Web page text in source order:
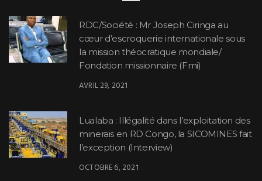
RDC/Société : Mr Joseph Ciringa au
cœur d’escroquerie internationale sous
la mission théocratique mondiale/
Fondation missionnaire (Fmi)
AVRIL 29, 2021
Lualaba : Illégalité dans l’exploitation des
minerais en RD Congo, la SICOMINES fait
l’exception (Interview)
OCTOBRE 6, 2021